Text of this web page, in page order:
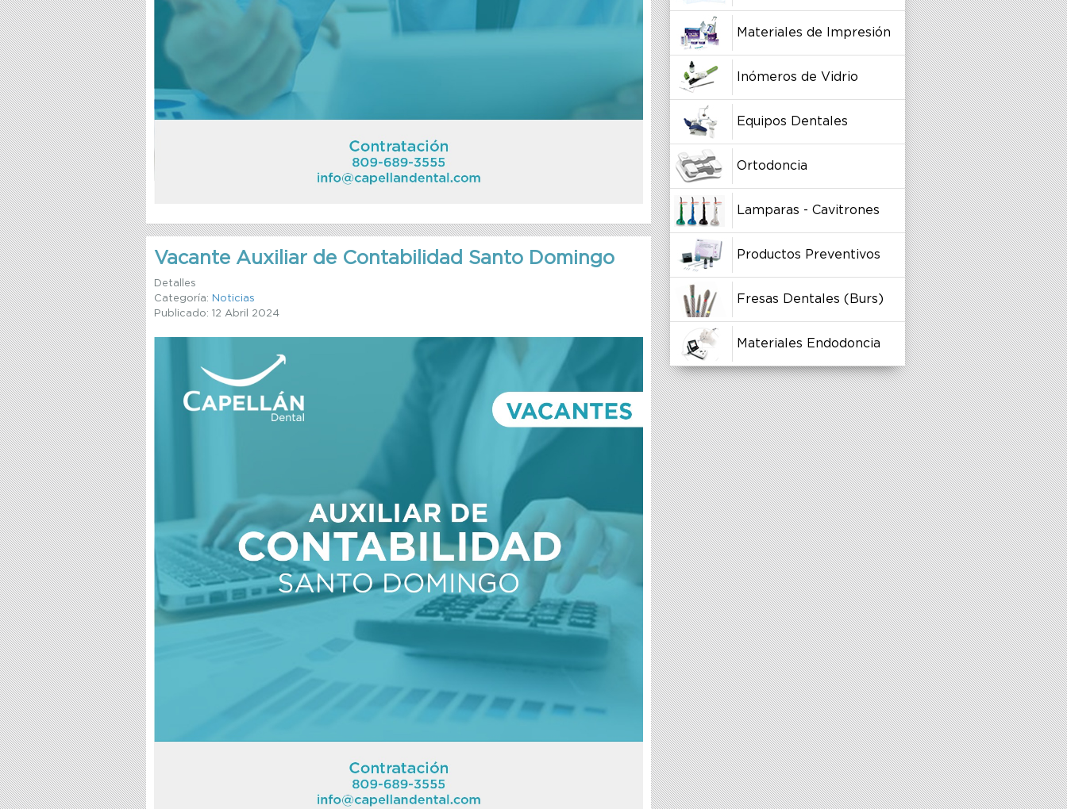
Vacante Auxiliar de Contabilidad Santo Domingo
Detalles
Categoría: Noticias
Publicado: 12 Abril 2024
Materiales de Impresión
Inómeros de Vidrio
Equipos Dentales
Ortodoncia
Lamparas - Cavitrones
Productos Preventivos
Fresas Dentales (Burs)
Materiales Endodoncia